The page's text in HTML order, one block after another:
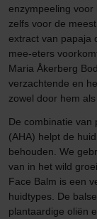
enzympeeling voor
zelfs voor de
extract van papaja
mee-eters
Maria Åkerberg
verzachtende en
zowel door hem
De combinatie van
(AHA) helpt de
behouden. We
van in het wild
Face Balm is een
huidtypes. De
plantaardige oliën